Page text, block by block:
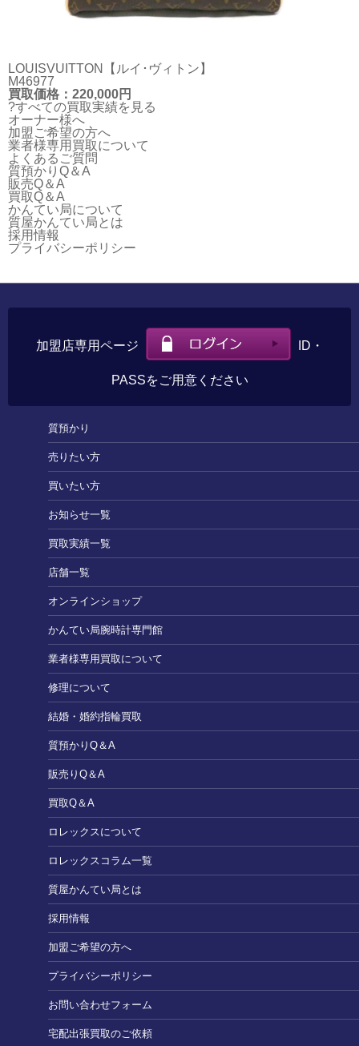
LOUISVUITTON【ルイ･ヴィトン】
M46977
買取価格：220,000円
?すべての買取実績を見る
オーナー様へ
加盟ご希望の方へ
業者様専用買取について
よくあるご質問
質預かりQ＆A
販売Q＆A
買取Q＆A
かんてい局について
質屋かんてい局とは
採用情報
プライバシーポリシー
加盟店専用ページ ID・
PASSをご用意ください
質預かり
売りたい方
買いたい方
お知らせ一覧
買取実績一覧
店舗一覧
オンラインショップ
かんてい局腕時計専門館
業者様専用買取について
修理について
結婚・婚約指輪買取
質預かりQ＆A
販売りQ＆A
買取Q＆A
ロレックスについて
ロレックスコラム一覧
質屋かんてい局とは
採用情報
加盟ご希望の方へ
プライバシーポリシー
お問い合わせフォーム
宅配出張買取のご依頼